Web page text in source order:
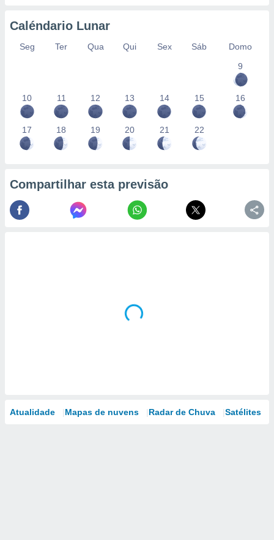
Caléndario Lunar
Seg Ter Qua Qui Sex Sáb
Domo
9
10 11 12 13 14 15 16
17 18 19 20 21 22
Compartilhar esta previsão
Atualidade Mapas de nuvens Radar de Chuva Satélites